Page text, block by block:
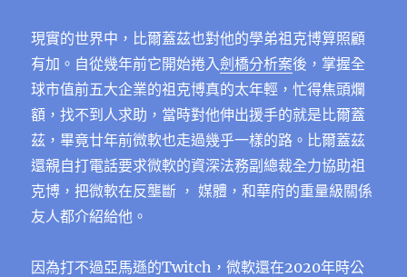
現實的世界中，比爾蓋茲也對他的學弟祖克博算照顧
有加。自從幾年前它開始捲入劍橋分析案後，掌握全
球市值前五大企業的祖克博真的太年輕，忙得焦頭爛
額，找不到人求助，當時對他伸出援手的就是比爾蓋
茲，畢竟廿年前微軟也走過幾乎一樣的路。比爾蓋茲
還親自打電話要求微軟的資深法務副總裁全力協助祖
克博，把微軟在反壟斷 ， 媒體，和華府的重量級關係
友人都介紹給他。
因為打不過亞馬遜的Twitch，微軟還在2020年時公